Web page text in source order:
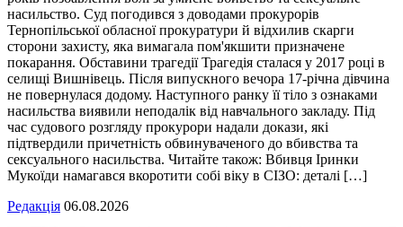
насильство. Суд погодився з доводами прокурорів
Тернопільської обласної прокуратури й відхилив скарги
сторони захисту, яка вимагала пом'якшити призначене
покарання. Обставини трагедії Трагедія сталася у 2017 році в
селищі Вишнівець. Після випускного вечора 17-річна дівчина
не повернулася додому. Наступного ранку її тіло з ознаками
насильства виявили неподалік від навчального закладу. Під
час судового розгляду прокурори надали докази, які
підтвердили причетність обвинуваченого до вбивства та
сексуального насильства. Читайте також: Вбивця Іринки
Мукоїди намагався вкоротити собі віку в СІЗО: деталі […]
Редакція 06.08.2026